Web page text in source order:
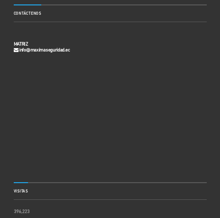
CONTÁCTENOS
MATRIZ
info@maximaseguridad.ec
VISITAS
396,223